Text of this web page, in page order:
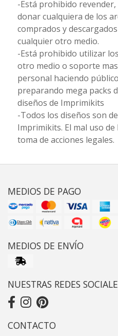
-Está prohibido
donar cualquiera de los
comprados y
cualquier otro medio.
-Está prohibido utilizar
otro medio o soporte
personal haciendo
preparando mega packs
diseños de Imprimikits
-Todos los diseños son
Imprimikits. El mal uso
toma de acciones legales.
MEDIOS DE PAGO
MEDIOS DE ENVÍO
NUESTRAS REDES
CONTACTO